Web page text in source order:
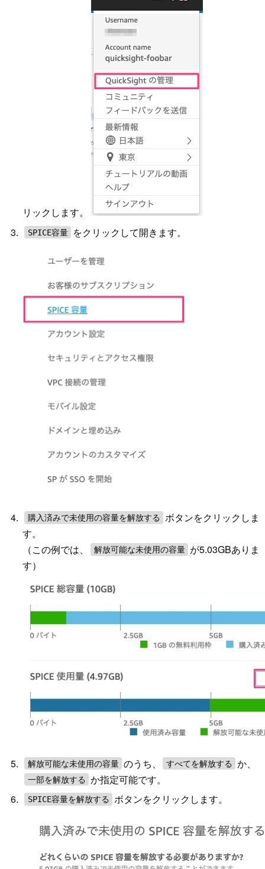
リックします。
SPICE容量 をクリックして開きます。
購入済みで未使用の容量を解放する
ボタンをクリックしま
す。
（この例では、
解放可能な未使用の容量 が5.03GBありま
す）
解放可能な未使用の容量 のうち、 すべてを解放する か、
一部を解放する か指定可能です。
SPICE容量を解放する ボタンをクリックします。